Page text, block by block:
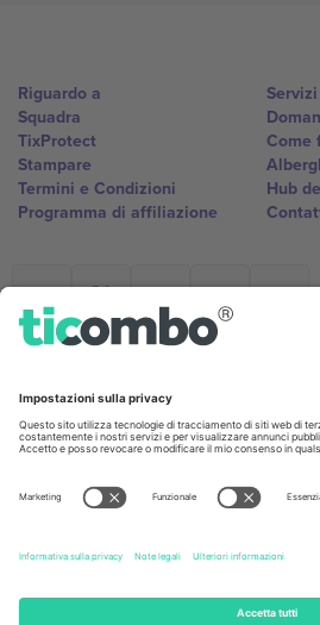
Riguardo a
Squadra
TixProtect
Stampare
Termini e Condizioni
Programma di affiliazione
Come
Hub
Ticombo Italia
Mimi Balkanska 132, 1540, Sofia,
base alla località, all'evento e/o al
pagina specifica dell'evento, l'impronta e